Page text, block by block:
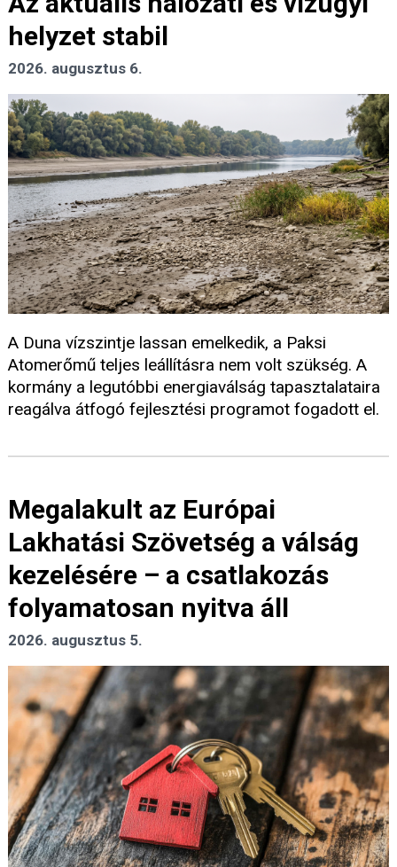
helyzet stabil
2026. augusztus 6.
A Duna vízszintje lassan emelkedik, a Paksi
Atomerőmű teljes leállításra nem volt szükség. A
kormány a legutóbbi energiaválság tapasztalataira
reagálva átfogó fejlesztési programot fogadott el.
Megalakult az Európai
Lakhatási Szövetség a válság
kezelésére – a csatlakozás
folyamatosan nyitva áll
2026. augusztus 5.